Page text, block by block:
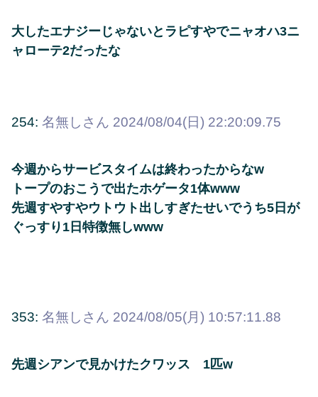
大したエナジーじゃないとラピすやでニャオハ3ニ
ャローテ2だったな
254: 名無しさん 2024/08/04(日) 22:20:09.75
今週からサービスタイムは終わったからなw
トープのおこうで出たホゲータ1体www
先週すやすやウトウト出しすぎたせいでうち5日が
ぐっすり1日特徴無しwww
353: 名無しさん 2024/08/05(月) 10:57:11.88
先週シアンで見かけたクワッス 1匹w